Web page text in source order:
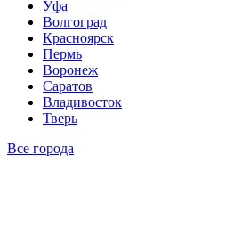
Уфа
Волгоград
Красноярск
Пермь
Воронеж
Саратов
Владивосток
Тверь
Все города